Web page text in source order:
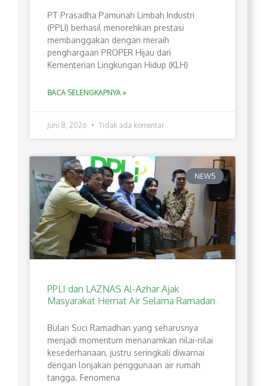
PT Prasadha Pamunah Limbah Industri
(PPLI) berhasil menorehkan prestasi
membanggakan dengan meraih
penghargaan PROPER Hijau dari
Kementerian Lingkungan Hidup (KLH)
BACA SELENGKAPNYA »
Juni 8, 2026 Tidak ada komentar
NEWS
PPLI dan LAZNAS Al-Azhar Ajak
Masyarakat Hemat Air Selama Ramadan
Bulan Suci Ramadhan yang seharusnya
menjadi momentum menanamkan nilai-nilai
kesederhanaan, justru seringkali diwarnai
dengan lonjakan penggunaan air rumah
tangga. Fenomena